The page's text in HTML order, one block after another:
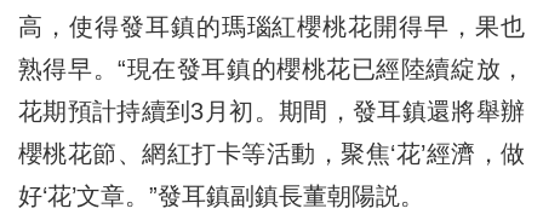
高，使得發耳鎮的瑪瑙紅櫻桃花開得早，果也
熟得早。“現在發耳鎮的櫻桃花已經陸續綻放，
花期預計持續到3月初。期間，發耳鎮還將舉辦
櫻桃花節、網紅打卡等活動，聚焦‘花’經濟，做
好‘花’文章。”發耳鎮副鎮長董朝陽説。